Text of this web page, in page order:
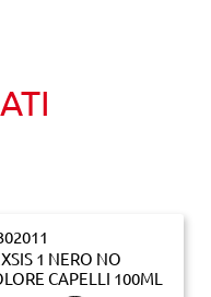
1 NERO NO
CAPELLI 100ML